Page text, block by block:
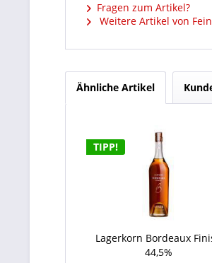
Fragen zum Artikel?
Weitere Artikel von
Ähnliche Artikel
TIPP!
Lagerkorn Bordeaux
44,5%